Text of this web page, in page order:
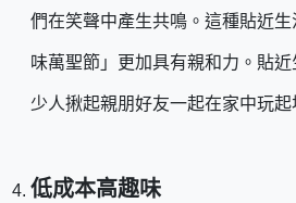
們在笑聲中產生共鳴。這種貼近
味萬聖節」更加具有親和力。貼
少人揪起親朋好友一起在家中玩起
低成本高趣味